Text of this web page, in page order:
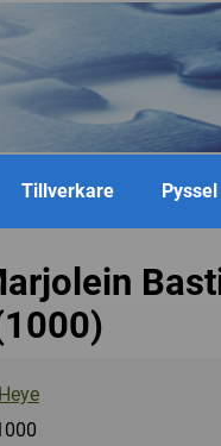
Tillverkare Pyssel
Heye